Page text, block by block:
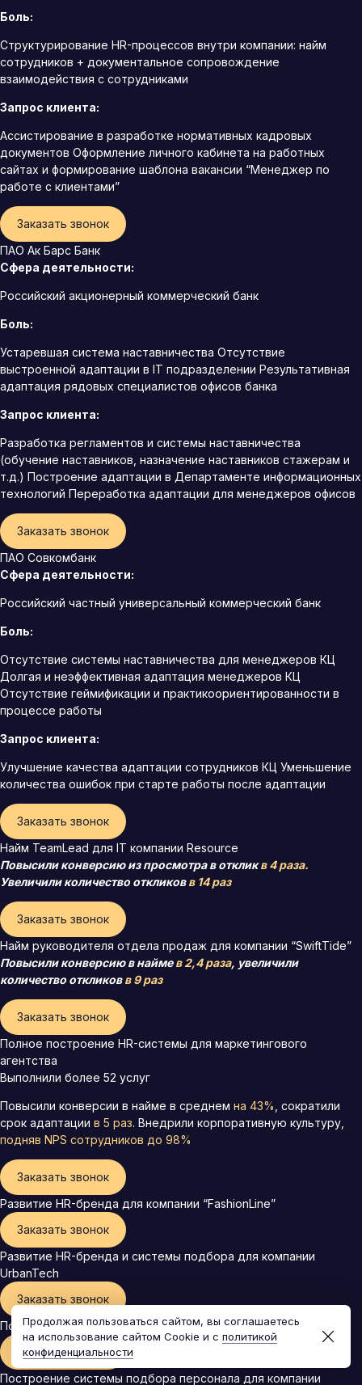
Боль:
Структурирование HR-процессов внутри компании: найм
сотрудников + документальное сопровождение
взаимодействия с сотрудниками
Запрос клиента:
Ассистирование в разработке нормативных кадровых
документов Оформление личного кабинета на работных
сайтах и формирование шаблона вакансии “Менеджер по
работе с клиентами”
Заказать звонок
ПАО Ак Барс Банк
Сфера деятельности:
Российский акционерный коммерческий банк
Боль:
Устаревшая система наставничества Отсутствие
выстроенной адаптации в IT подразделении Результативная
адаптация рядовых специалистов офисов банка
Запрос клиента:
Разработка регламентов и системы наставничества
(обучение наставников, назначение наставников стажерам и
т.д.) Построение адаптации в Департаменте информационных
технологий Переработка адаптации для менеджеров офисов
Заказать звонок
ПАО Совкомбанк
Сфера деятельности:
Российский частный универсальный коммерческий банк
Боль:
Отсутствие системы наставничества для менеджеров КЦ
Долгая и неэффективная адаптация менеджеров КЦ
Отсутствие геймификации и практикоориентированности в
процессе работы
Запрос клиента:
Улучшение качества адаптации сотрудников КЦ Уменьшение
количества ошибок при старте работы после адаптации
Заказать звонок
Найм TeamLead для IT компании Resource
Повысили конверсию из просмотра в откликв 4 раза.
Увеличили количество откликовв 14 раз
Заказать звонок
Найм руководителя отдела продаж для компании “SwiftTide”
Повысили конверсию в наймев 2,4 раза, увеличили
количество откликовв 9 раз
Заказать звонок
Полное построение HR-системы для маркетингового
агентства
Выполнили более 52 услуг
Повысили конверсии в найме в среднем на 43% , сократили
срок адаптации в 5 раз. Внедрили корпоративную культуру,
подняв NPS сотрудников до 98%
Заказать звонок
Развитие HR-бренда для компании “FashionLine”
Заказать звонок
Развитие HR-бренда и системы подбора для компании
UrbanTech
Заказать звонок
Построение HR-бренда для сети фитнес-клубов “ActiveLife
Заказать звонок
Построение системы подбора персонала для компании
Продолжая пользоваться сайтом, вы соглашаетесь
на использование сайтом Cookie и с политикой
конфиденциальности